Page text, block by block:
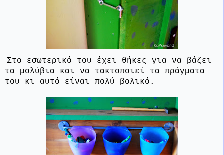
Στο εσωτερικό του έχει θήκες για να βάζει
τα μολύβια και να τακτοποιεί τα πράγματα
του κι αυτό είναι πολύ βολικό.